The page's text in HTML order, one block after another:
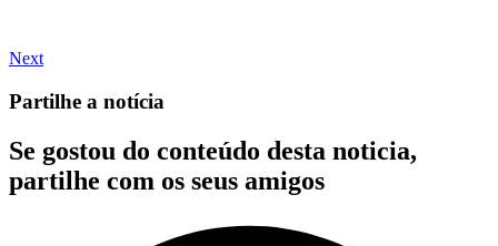
Next
Partilhe a notícia
Se gostou do conteúdo desta noticia,
partilhe com os seus amigos